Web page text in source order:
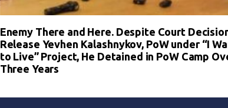
Enemy There and Here. Despite Court
Release Yevhen Kalashnykov, PoW under “I
to Live” Project, He Detained in PoW Camp
Three Years